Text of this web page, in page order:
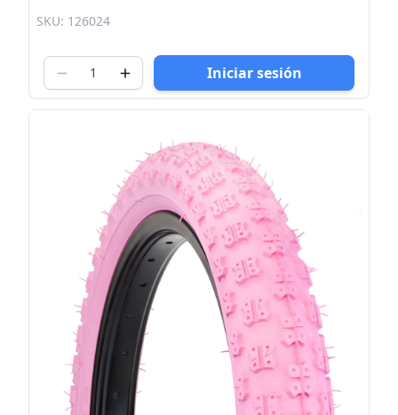
SKU: 126024
Iniciar sesión